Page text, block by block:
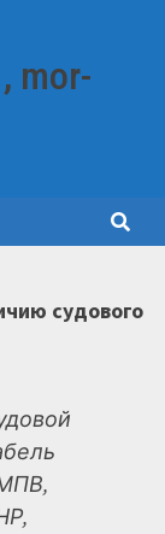
, mor-
судового